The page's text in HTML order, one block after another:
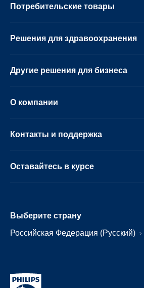
Потребительские товары
Решения для здравоохранения
Другие решения для бизнеса
О компании
Контакты и поддержка
Оставайтесь в курсе
Выберите страну
Российская Федерация (Русский)